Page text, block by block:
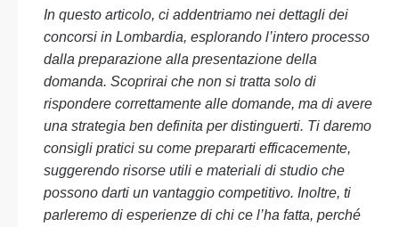
In questo articolo, ci addentriamo nei dettagli dei
concorsi in Lombardia, esplorando l’intero processo
dalla preparazione alla presentazione della
domanda. Scoprirai che non si tratta solo di
rispondere correttamente alle domande, ma di avere
una strategia ben definita per distinguerti. Ti daremo
consigli pratici su come prepararti efficacemente,
suggerendo risorse utili e materiali di studio che
possono darti un vantaggio competitivo. Inoltre, ti
parleremo di esperienze di chi ce l’ha fatta, perché